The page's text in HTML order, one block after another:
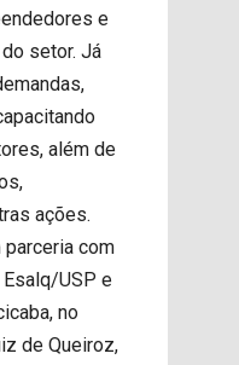
e
setor. Já
além de
ações.
parceria com
USP e
no
de Queiroz,